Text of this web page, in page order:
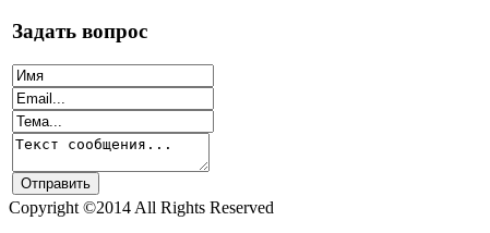
Задать вопрос
Copyright ©2014 All Rights Reserved